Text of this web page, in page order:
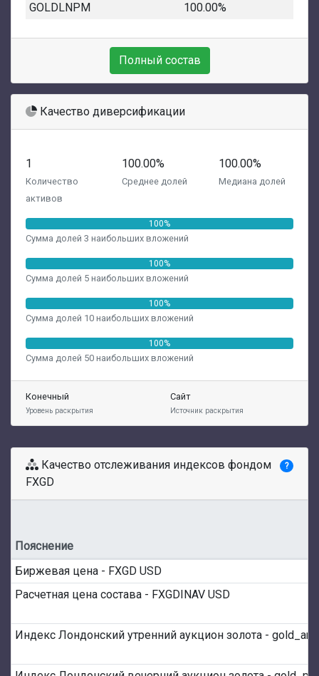
GOLDLNPM
100.00%
Полный состав
Качество диверсификации
1
Количество
активов
100.00%
Среднее долей
100.00%
Медиана долей
100%
Сумма долей 3 наибольших вложений
100%
Сумма долей 5 наибольших вложений
100%
Сумма долей 10 наибольших вложений
100%
Сумма долей 50 наибольших вложений
Конечный
Уровень раскрытия
Сайт
Источник раскрытия
Качество отслеживания индексов фондом
FXGD
?
Пояснение
Биржевая цена - FXGD USD
Расчетная цена состава - FXGDINAV USD
Индекс Лондонский утренний аукцион золота - gold_am